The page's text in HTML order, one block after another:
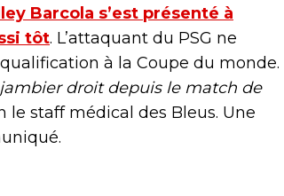
Barcola s’est présenté à
tôt. L’attaquant du PSG ne
à la Coupe du monde.
droit depuis le match de
le staff médical des Bleus. Une